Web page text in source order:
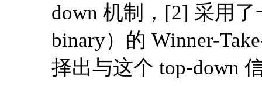
down 机制，[2] 采用
binary）的 Winner-
择出与这个 top-down